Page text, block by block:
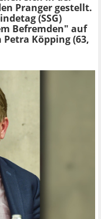
Pranger gestellt.
(SSG)
Befremden" auf
Köpping (63,